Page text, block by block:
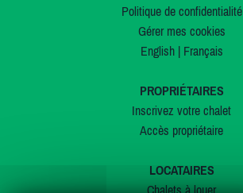
Politique de confidentialité
Gérer mes cookies
English| Français
PROPRIÉTAIRES
Inscrivez votre chalet
Accès propriétaire
LOCATAIRES
Chalets à louer